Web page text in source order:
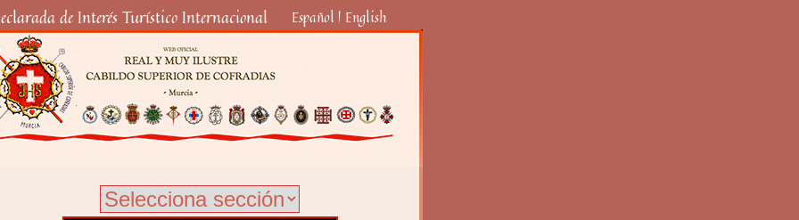
de Interés Turístico Internacional Español | English